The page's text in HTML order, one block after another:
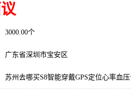
3000.00个
广东省深圳市宝安区
苏州去哪买S8智能穿戴GPS定位心率血